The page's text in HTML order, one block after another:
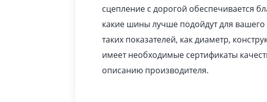
сцепление с дорогой обеспечивается
какие шины лучше подойдут для
таких показателей, как диаметр,
имеет необходимые сертификаты
описанию производителя.